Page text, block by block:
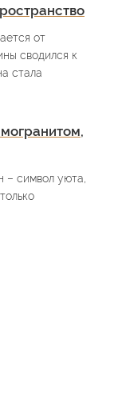
от
сводился к
стала
– символ уюта,